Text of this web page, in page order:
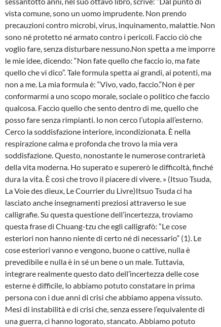
vista comune, sono un uomo imprudente. Non prendo
precauzioni contro microbi, virus, inquinamento, malattie. Non
sono né protetto né armato contro i pericoli. Faccio ciò che
voglio fare, senza disturbare nessuno.Non spetta a me imporre
le mie idee, dicendo: “Non fate quello che faccio io, ma fate
quello che vi dico”. Tale formula spetta ai grandi, ai potenti, ma
non a me. La mia formula è: “Vivo, vado, faccio.”Non è per
conformarmi a uno scopo morale, sociale o politico che faccio
qualcosa. Faccio quello che sento dentro di me, quello che
posso fare senza rimpianti. Io non cerco l’utopia all’esterno.
Cerco la soddisfazione interiore, incondizionata. È nella
respirazione calma e profonda che trovo la mia vera
soddisfazione. Questo, nonostante le numerose contrarietà
della vita moderna. Ho superato e supererò le difficoltà, finché
dura la vita. È così che trovo il piacere di vivere. » (Itsuo Tsuda,
La Voie des dieux, Le Courrier du Livre)Itsuo Tsuda ci ha
lasciato anche insegnamenti preziosi attraverso le sue
calligrafie. Su questa questione dell’incertezza, troviamo
questa frase di Chuang-tzu che egli calligrafò: “Le cose
esteriori non hanno niente di certo né di necessario” (1). Le
cose esteriori vanno e vengono, buone o cattive, nulla è
prevedibile e nulla è in sé un bene o un male. Tuttavia,
integrare realmente questo dato dell’incertezza delle cose
esterne è difficile, lo abbiamo potuto constatare in prima
persona con i due anni di crisi che abbiamo appena vissuto.
Mesi di instabilità e di crisi che, senza essere l’equivalente di
una guerra, ci hanno logorato, stancato. Abbiamo potuto